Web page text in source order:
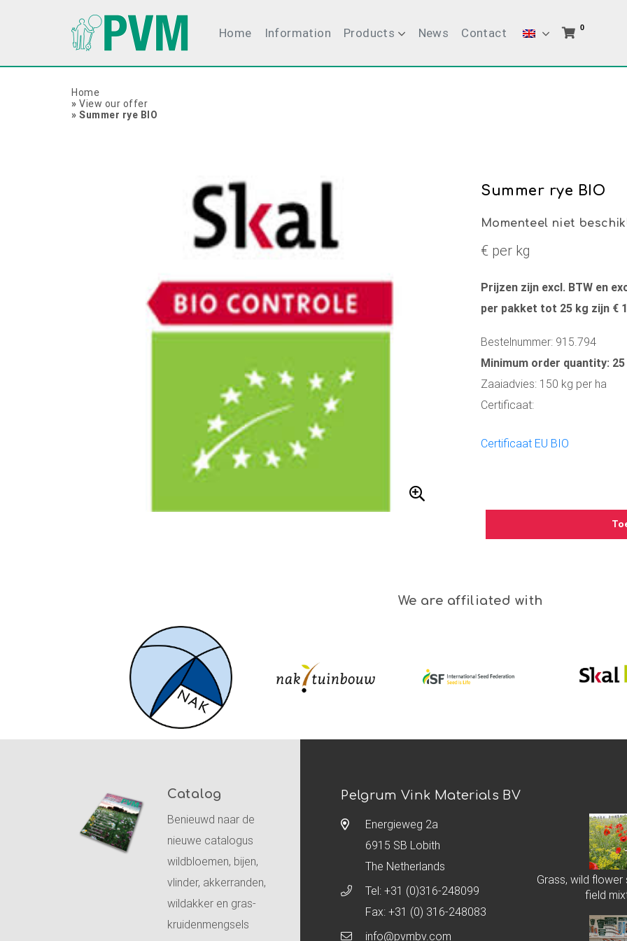
Home Information Products News Contact 0
Home
» View our offer
» Summer rye BIO
Summer rye BIO
Momenteel niet
€ per kg
Prijzen zijn excl. BTW en
per pakket tot 25 kg zijn €
Bestelnummer: 915.794
Minimum order quantity:
Zaaiadvies: 150 kg per ha
Certificaat:
Certificaat EU BIO
We are affiliated with
Catalog
Benieuwd naar de
nieuwe catalogus
wildbloemen, bijen,
vlinder, akkerranden,
wildakker en gras-
kruidenmengsels
Pelgrum Vink Materials BV
Energieweg 2a
6915 SB Lobith
The Netherlands
Tel:+31 (0)316-248099
Fax: +31 (0) 316-248083
info@pvmbv.com
Grass, wild flower
field